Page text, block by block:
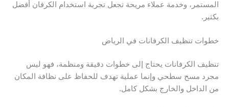
المستمر، وخدمة عملاء مريحة تجعل تجربة استخدام الكرفان أفضل
بكثير.
خطوات تنظيف الكرفانات في الرياض
تنظيف الكرفانات يحتاج إلى خطوات دقيقة ومنظمة، فهو ليس
مجرد مسح سطحي وإنما عملية تهدف للحفاظ على نظافة المكان
من الداخل والخارج بشكل كامل.